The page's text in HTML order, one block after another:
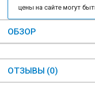
цены на сайте могут
ОБЗОР
ОТЗЫВЫ (0)